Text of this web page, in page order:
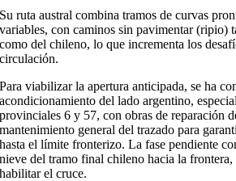
Su ruta austral combina tramos de curvas
variables, con caminos sin pavimentar (ripio)
como del chileno, lo que incrementa los
circulación.
Para viabilizar la apertura anticipada, se ha
acondicionamiento del lado argentino,
provinciales 6 y 57, con obras de reparación
mantenimiento general del trazado para
hasta el límite fronterizo. La fase pendiente
nieve del tramo final chileno hacia la
habilitar el cruce.